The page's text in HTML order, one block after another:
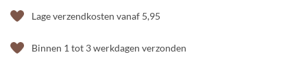
Lage verzendkosten vanaf 5,95
Binnen 1 tot 3 werkdagen verzonden